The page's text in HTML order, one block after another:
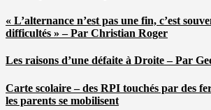
« L’alternance n’est pas une fin, c’est
difficultés » – Par Christian Roger
Les raisons d’une défaite à Droite – Par
Carte scolaire – des RPI touchés par des
les parents se mobilisent